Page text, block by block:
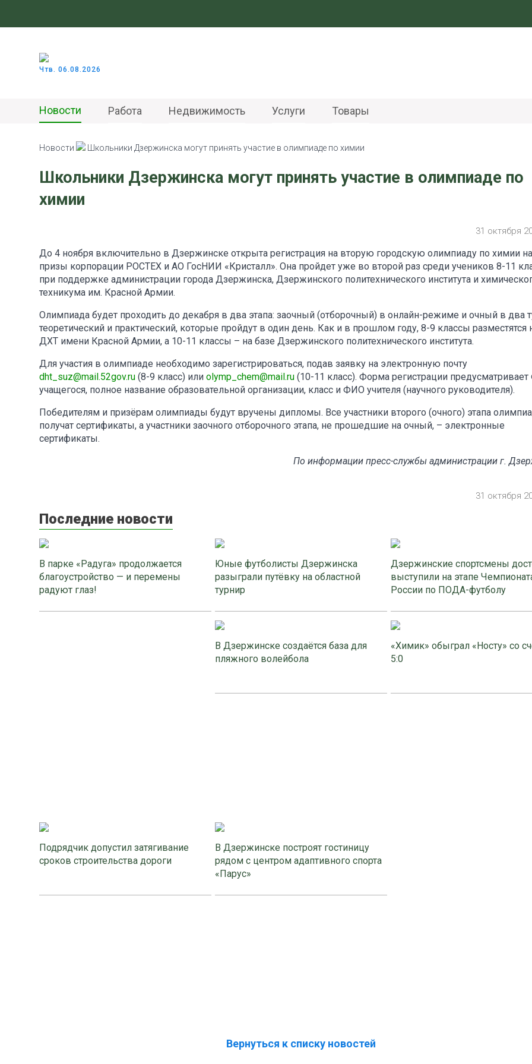
Чтв. 06.08.2026
Новости Работа Недвижимость Услуги Товары
Новости Школьники Дзержинска могут принять участие в олимпиаде по химии
Школьники Дзержинска могут принять участие в олимпиаде по
химии
31 октября
До 4 ноября включительно в Дзержинске открыта регистрация на вторую городскую олимпиаду по химии на
призы корпорации РОСТЕХ и АО ГосНИИ «Кристалл». Она пройдет уже во второй раз среди учеников 8-11
при поддержке администрации города Дзержинска, Дзержинского политехнического института и
техникума им. Красной Армии.
Олимпиада будет проходить до декабря в два этапа: заочный (отборочный) в онлайн-режиме и очный в два
теоретический и практический, которые пройдут в один день. Как и в прошлом году, 8-9 классы разместятся
ДХТ имени Красной Армии, а 10-11 классы – на базе Дзержинского политехнического института.
Для участия в олимпиаде необходимо зарегистрироваться, подав заявку на электронную почту
dht_suz@mail.52gov.ru (8-9 класс) или olymp_chem@mail.ru (10-11 класс). Форма регистрации
учащегося, полное название образовательной организации, класс и ФИО учителя (научного руководителя).
Победителям и призёрам олимпиады будут вручены дипломы. Все участники второго (очного) этапа
получат сертификаты, а участники заочного отборочного этапа, не прошедшие на очный, – электронные
сертификаты.
По информации пресс-службы администрации г.
31 октября
Последние новости
В парке «Радуга» продолжается
благоустройство — и перемены
радуют глаз!
Юные футболисты Дзержинска
разыграли путёвку на областной
турнир
Дзержинские спортсмены
выступили на этапе
России по ПОДА-футболу
В Дзержинске создаётся база для
пляжного волейбола
«Химик» обыграл «Носту» со
5:0
Подрядчик допустил затягивание
сроков строительства дороги
В Дзержинске построят гостиницу
рядом с центром адаптивного спорта
«Парус»
Вернуться к списку новостей